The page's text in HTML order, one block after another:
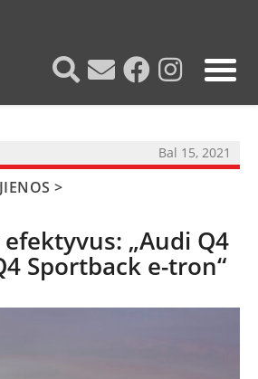
Bal 15, 2021
>
„Audi Q4
Sportback e-tron“